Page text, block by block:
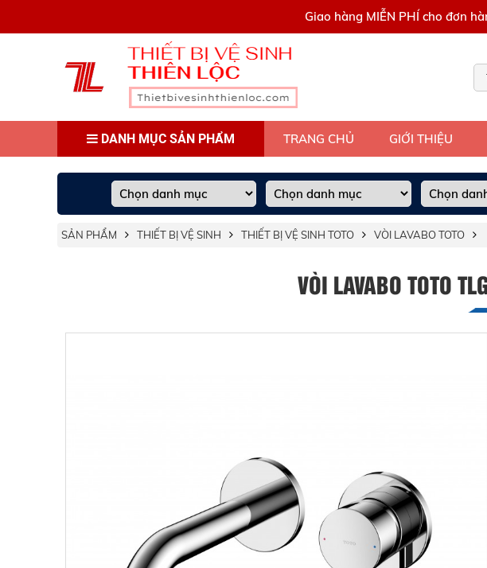
Giao hàng MIỄN PHÍ cho đơn
DANH MỤC SẢN PHẨM TRANG CHỦ GIỚI THIỆU
SẢN PHẨM THIẾT BỊ VỆ SINH THIẾT BỊ VỆ SINH TOTO VÒI LAVABO TOTO
VÒI LAVABO TOTO